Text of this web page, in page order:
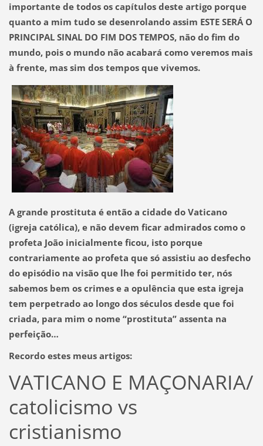
importante de todos os capítulos deste artigo porque
quanto a mim tudo se desenrolando assim ESTE SERÁ O
PRINCIPAL SINAL DO FIM DOS TEMPOS, não do fim do
mundo, pois o mundo não acabará como veremos mais
à frente, mas sim dos tempos que vivemos.
A grande prostituta é então a cidade do Vaticano
(igreja católica), e não devem ficar admirados como o
profeta João inicialmente ficou, isto porque
contrariamente ao profeta que só assistiu ao desfecho
do episódio na visão que lhe foi permitido ter, nós
sabemos bem os crimes e a opulência que esta igreja
tem perpetrado ao longo dos séculos desde que foi
criada, para mim o nome “prostituta” assenta na
perfeição…
Recordo estes meus artigos:
VATICANO E MAÇONARIA/
catolicismo vs
cristianismo